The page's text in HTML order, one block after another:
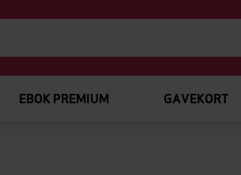
EBOK PREMIUM GAVEKORT